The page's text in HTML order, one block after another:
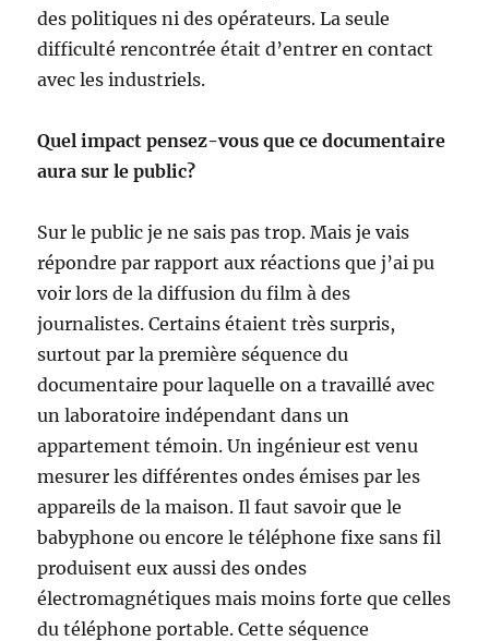
des politiques ni des opérateurs. La seule
difficulté rencontrée était d’entrer en contact
avec les industriels.
Quel impact pensez-vous que ce documentaire
aura sur le public?
Sur le public je ne sais pas trop. Mais je vais
répondre par rapport aux réactions que j’ai pu
voir lors de la diffusion du film à des
journalistes. Certains étaient très surpris,
surtout par la première séquence du
documentaire pour laquelle on a travaillé avec
un laboratoire indépendant dans un
appartement témoin. Un ingénieur est venu
mesurer les différentes ondes émises par les
appareils de la maison. Il faut savoir que le
babyphone ou encore le téléphone fixe sans fil
produisent eux aussi des ondes
électromagnétiques mais moins forte que celles
du téléphone portable. Cette séquence